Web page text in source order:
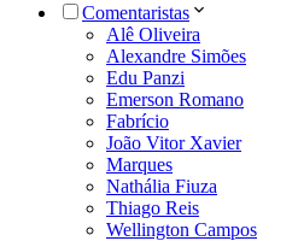
Comentaristas
Alê Oliveira
Alexandre Simões
Edu Panzi
Emerson Romano
Fabrício
João Vitor Xavier
Marques
Nathália Fiuza
Thiago Reis
Wellington Campos